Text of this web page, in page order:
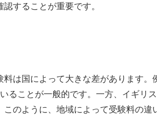
することが重要です。
料は国によって大きな差があります
ることが一般的です。一方、イギリ
のように、地域によって受験料の違